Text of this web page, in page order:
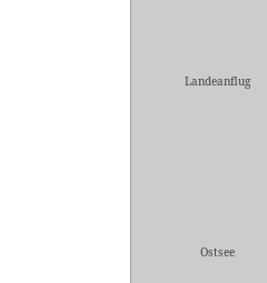
Landeanflug
Ostsee